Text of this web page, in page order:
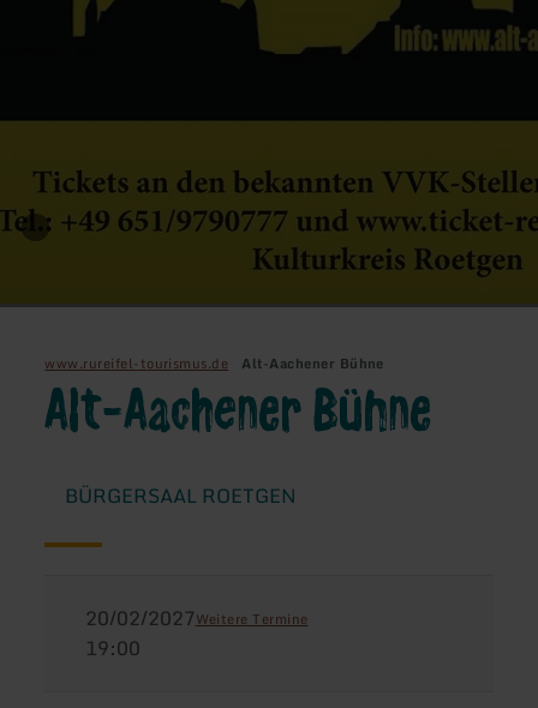
www.rureifel-tourismus.de Alt-Aachener Bühne
Alt-Aachener Bühne
BÜRGERSAAL ROETGEN
20/02/2027Weitere Termine
19:00